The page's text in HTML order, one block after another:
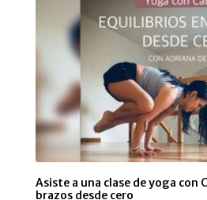
Asiste a una clase de yoga con
brazos desde cero